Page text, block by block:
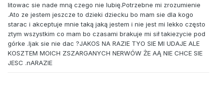
litowac sie nade mną czego nie lubię.Potrzebne mi zrozumienie
.Ato ze jestem jeszcze to dzieki dziecku bo mam sie dla kogo
starac i akceptuje mnie taką jaką jestem i nie jest mi lekko często
ztym wszystkim co mam bo czasami brakuje mi sił takiezycie pod
górke .Ijak sie nie dac ?JAKOS NA RAZIE TYO SIE MI UDAJE ALE
KOSZTEM MOICH ZSZARGANYCH NERWÓW ŻE AĄ NIE CHCE SIE
JESC .nARAZIE